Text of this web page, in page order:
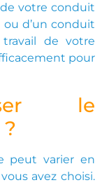
de votre conduit
ou d’un conduit
de votre
pour
le
peut varier en
avez choisi.